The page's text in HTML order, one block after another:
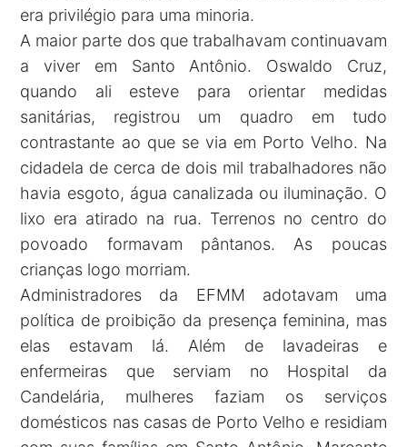
era privilégio para uma minoria.
A maior parte dos que trabalhavam continuavam
a viver em Santo Antônio. Oswaldo Cruz,
quando ali esteve para orientar medidas
sanitárias, registrou um quadro em tudo
contrastante ao que se via em Porto Velho. Na
cidadela de cerca de dois mil trabalhadores não
havia esgoto, água canalizada ou iluminação. O
lixo era atirado na rua. Terrenos no centro do
povoado formavam pântanos. As poucas
crianças logo morriam.
Administradores da EFMM adotavam uma
política de proibição da presença feminina, mas
elas estavam lá. Além de lavadeiras e
enfermeiras que serviam no Hospital da
Candelária, mulheres faziam os serviços
domésticos nas casas de Porto Velho e residiam